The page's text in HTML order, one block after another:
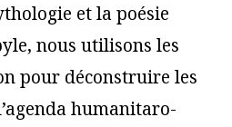
et la poésie
nous utilisons les
pour déconstruire les
humanitaro-